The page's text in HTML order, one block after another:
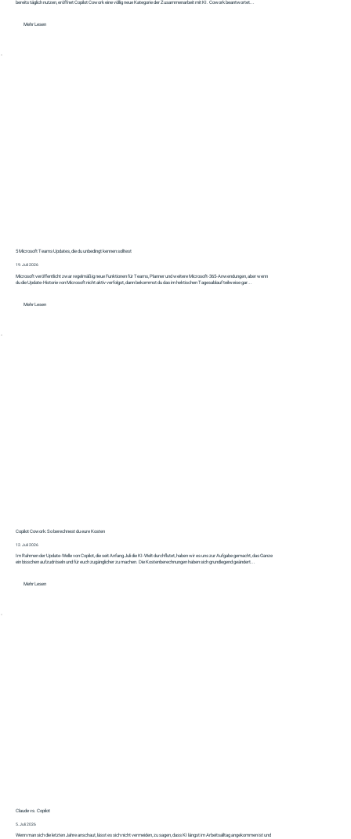
bereits täglich nutzen, eröffnet Copilot Cowork eine völlig neue Kategorie der Zusammenarbeit mit KI. Cowork beantwortet...
Mehr Lesen
5 Microsoft Teams Updates, die du unbedingt kennen solltest
19. Juli 2026
Microsoft veröffentlicht zwar regelmäßig neue Funktionen für Teams, Planner und weitere Microsoft-365-Anwendungen, aber wenn
du die Update-Historie von Microsoft nicht aktiv verfolgst, dann bekommst du das im hektischen Tagesablauf teilweise gar...
Mehr Lesen
Copilot Cowork: So berechnest du eure Kosten
12. Juli 2026
Im Rahmen der Update-Welle von Copilot, die seit Anfang Juli die KI-Welt durchflutet, haben wir es uns zur Aufgabe gemacht, das Ganze
ein bisschen aufzudröseln und für euch zugänglicher zu machen. Die Kostenberechnungen haben sich grundlegend geändert...
Mehr Lesen
Claude vs. Copilot
5. Juli 2026
Wenn man sich die letzten Jahre anschaut, lässt es sich nicht vermeiden, zu sagen, dass KI längst im Arbeitsalltag angekommen ist und